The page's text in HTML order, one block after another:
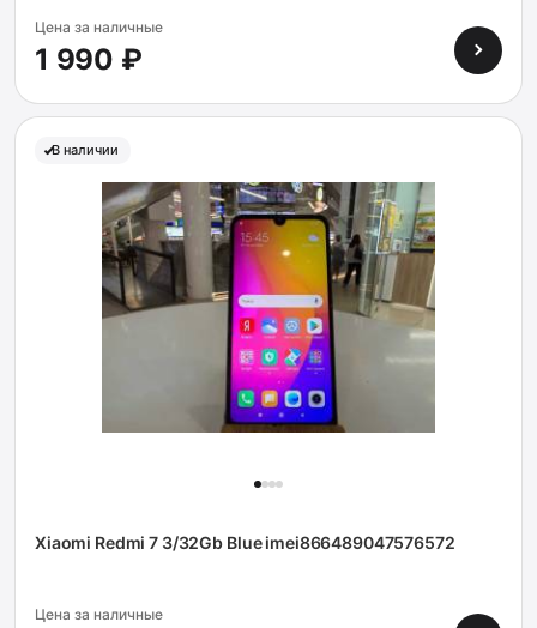
Цена за наличные
1 990 ₽
В наличии
Xiaomi Redmi 7 3/32Gb Blue imei866489047576572
Цена за наличные